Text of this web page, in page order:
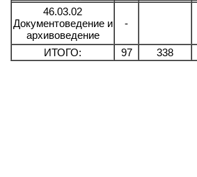
46.03.02
Документоведение и
архивоведение
-
ИТОГО: 97 338